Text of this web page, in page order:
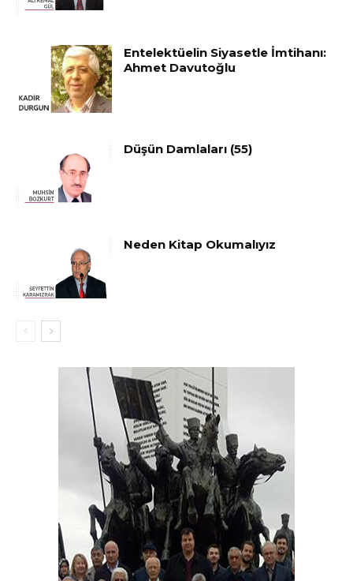
Entelektüelin Siyasetle İmtihanı:
Ahmet Davutoğlu
Düşün Damlaları (55)
Neden Kitap Okumalıyız